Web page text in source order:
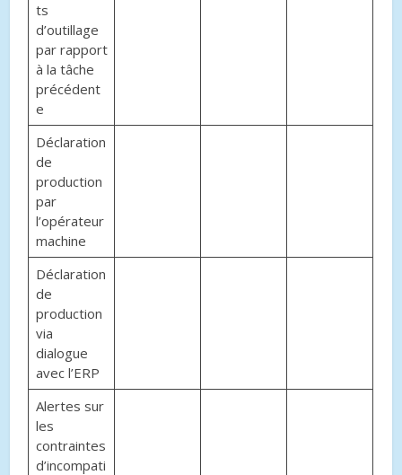
ts
d’outillage
par rapport
à la tâche
précédent
e
Déclaration
de
production
par
l’opérateur
machine
Déclaration
de
production
via
dialogue
avec l’ERP
Alertes sur
les
contraintes
d’incompati